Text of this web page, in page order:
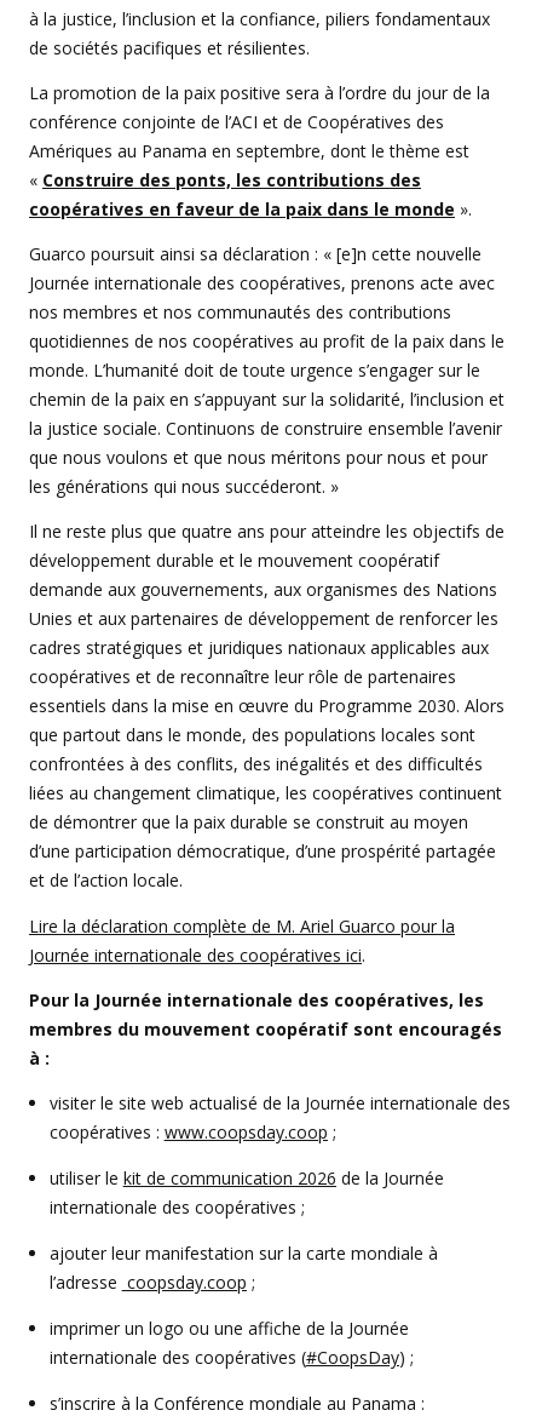
à la justice, l’inclusion et la confiance, piliers fondamentaux
de sociétés pacifiques et résilientes.
La promotion de la paix positive sera à l’ordre du jour de la
conférence conjointe de l’ACI et de Coopératives des
Amériques au Panama en septembre, dont le thème est
« Construire des ponts, les contributions des
coopératives en faveur de la paix dans le monde ».
Guarco poursuit ainsi sa déclaration : « [e]n cette nouvelle
Journée internationale des coopératives, prenons acte avec
nos membres et nos communautés des contributions
quotidiennes de nos coopératives au profit de la paix dans le
monde. L’humanité doit de toute urgence s’engager sur le
chemin de la paix en s’appuyant sur la solidarité, l’inclusion et
la justice sociale. Continuons de construire ensemble l’avenir
que nous voulons et que nous méritons pour nous et pour
les générations qui nous succéderont. »
Il ne reste plus que quatre ans pour atteindre les objectifs de
développement durable et le mouvement coopératif
demande aux gouvernements, aux organismes des Nations
Unies et aux partenaires de développement de renforcer les
cadres stratégiques et juridiques nationaux applicables aux
coopératives et de reconnaître leur rôle de partenaires
essentiels dans la mise en œuvre du Programme 2030. Alors
que partout dans le monde, des populations locales sont
confrontées à des conflits, des inégalités et des difficultés
liées au changement climatique, les coopératives continuent
de démontrer que la paix durable se construit au moyen
d’une participation démocratique, d’une prospérité partagée
et de l’action locale.
Lire la déclaration complète de M. Ariel Guarco pour la
Journée internationale des coopératives ici.
Pour la Journée internationale des coopératives, les
membres du mouvement coopératif sont encouragés
à :
visiter le site web actualisé de la Journée internationale des
coopératives : www.coopsday.coop ;
utiliser le kit de communication 2026 de la Journée
internationale des coopératives ;
ajouter leur manifestation sur la carte mondiale à
l’adresse coopsday.coop ;
imprimer un logo ou une affiche de la Journée
internationale des coopératives (#CoopsDay) ;
s’inscrire à la Conférence mondiale au Panama :